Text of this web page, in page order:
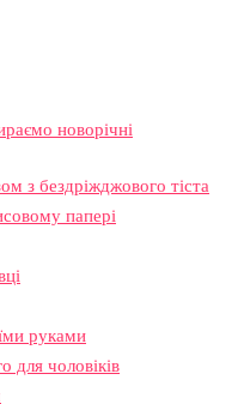
новорічні
з бездріжджового тіста
папері
руками
для чоловіків